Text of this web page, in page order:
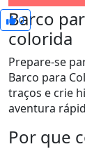
0
Barco
colorida
Prepare-se
Barco para
traços e crie
aventura
Por que